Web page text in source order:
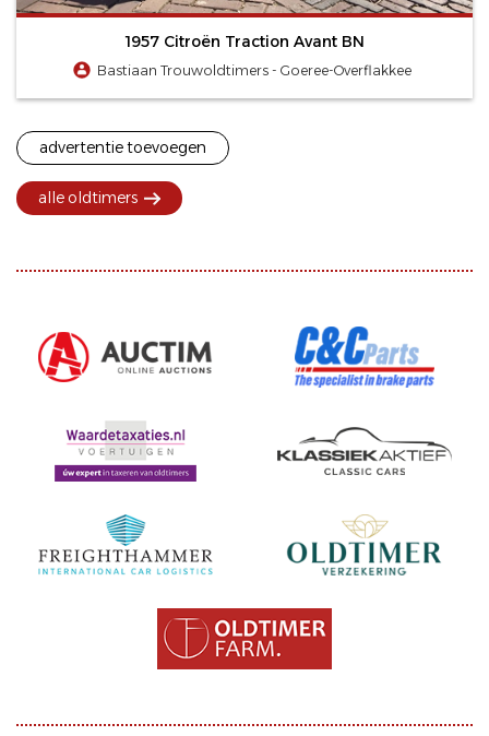
1957 Citroën Traction Avant BN
Bastiaan Trouwoldtimers - Goeree-Overflakkee
advertentie toevoegen
alle oldtimers